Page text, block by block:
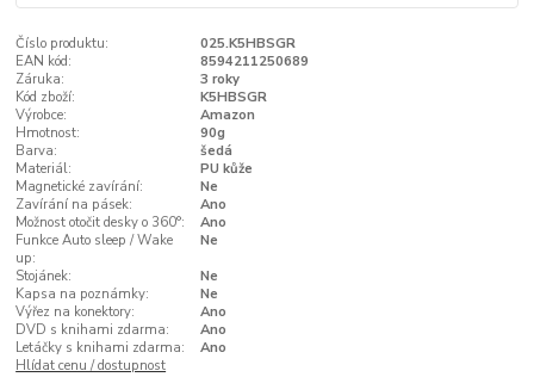
Číslo produktu:
025.K5HBSGR
EAN kód:
8594211250689
Záruka:
3 roky
Kód zboží:
K5HBSGR
Výrobce:
Amazon
Hmotnost:
90g
Barva:
šedá
Materiál:
PU kůže
Magnetické zavírání:
Ne
Zavírání na pásek:
Ano
Možnost otočit desky o 360°:
Ano
Funkce Auto sleep / Wake
up:
Ne
Stojánek:
Ne
Kapsa na poznámky:
Ne
Výřez na konektory:
Ano
DVD s knihami zdarma:
Ano
Letáčky s knihami zdarma:
Ano
Hlídat cenu / dostupnost